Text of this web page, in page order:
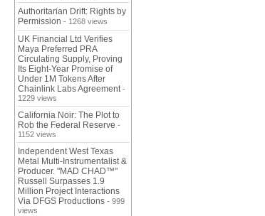
Authoritarian Drift: Rights by
Permission - 1268 views
UK Financial Ltd Verifies
Maya Preferred PRA
Circulating Supply, Proving
Its Eight-Year Promise of
Under 1M Tokens After
Chainlink Labs Agreement -
1229 views
California Noir: The Plot to
Rob the Federal Reserve -
1152 views
Independent West Texas
Metal Multi-Instrumentalist &
Producer. "MAD CHAD™"
Russell Surpasses 1.9
Million Project Interactions
Via DFGS Productions - 999
views